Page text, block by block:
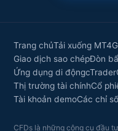
Trang chủTải xuống MT4
Giao dịch sao chépĐòn
Ứng dụng di độngcTrader
Thị trường tài chínhCổ
Tài khoản demoCác chỉ
CFDs là những công cụ đầu